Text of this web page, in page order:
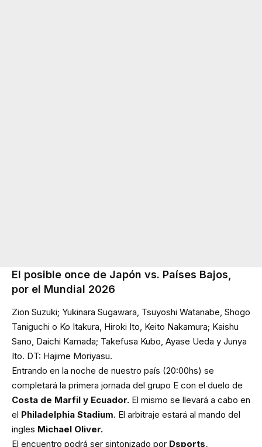
El posible once de Japón vs. Países Bajos,
por el Mundial 2026
Zion Suzuki; Yukinara Sugawara, Tsuyoshi Watanabe, Shogo
Taniguchi o Ko Itakura, Hiroki Ito, Keito Nakamura; Kaishu
Sano, Daichi Kamada; Takefusa Kubo, Ayase Ueda y Junya
Ito. DT: Hajime Moriyasu.
Entrando en la noche de nuestro país (20:00hs) se
completará la primera jornada del grupo E con el duelo de
Costa de Marfil y Ecuador. El mismo se llevará a cabo en
el Philadelphia Stadium. El arbitraje estará al mando del
ingles Michael Oliver.
El encuentro podrá ser sintonizado por Dsports,